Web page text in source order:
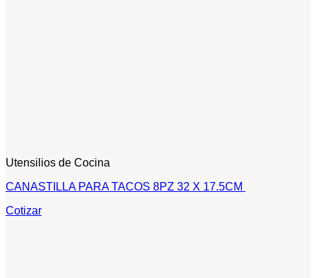
Utensilios de Cocina
CANASTILLA PARA TACOS 8PZ 32 X 17.5CM
Cotizar